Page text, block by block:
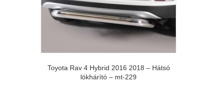
Toyota Rav 4 Hybrid 2016 2018 – Hátsó
lökhárító – mt-229